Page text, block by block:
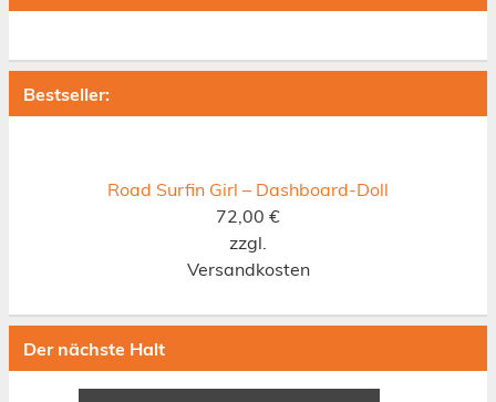
Bestseller:
Road Surfin Girl – Dashboard-Doll
72,00 €
zzgl.
Versandkosten
Der nächste Halt